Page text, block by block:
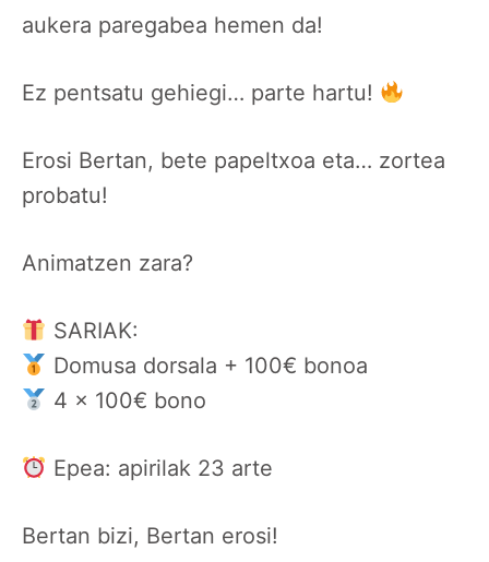
aukera paregabea hemen da!
Ez pentsatu gehiegi… parte hartu!
Erosi Bertan, bete papeltxoa eta… zortea
probatu!
Animatzen zara?
SARIAK:
Domusa dorsala + 100€ bonoa
4 x 100€ bono
Epea: apirilak 23 arte
Bertan bizi, Bertan erosi!